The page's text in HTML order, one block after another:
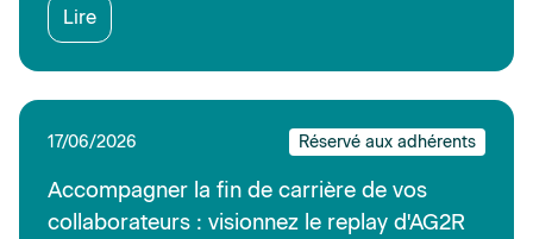
Lire
17/06/2026 Réservé aux adhérents
Accompagner la fin de carrière de vos
collaborateurs : visionnez le replay d'AG2R